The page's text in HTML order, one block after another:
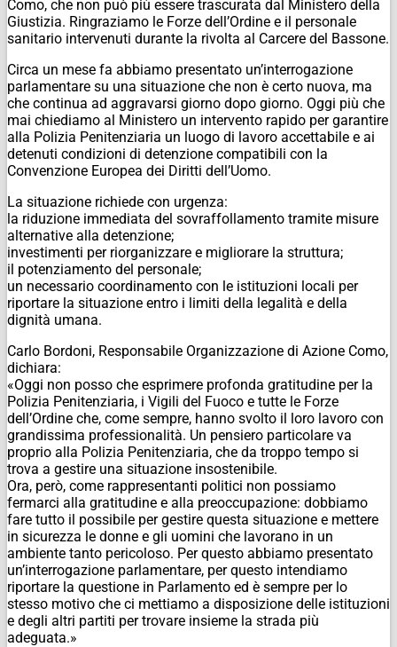
Como, che non può più essere trascurata dal Ministero della
Giustizia. Ringraziamo le Forze dell’Ordine e il personale
sanitario intervenuti durante la rivolta al Carcere del Bassone.
Circa un mese fa abbiamo presentato un’interrogazione
parlamentare su una situazione che non è certo nuova, ma
che continua ad aggravarsi giorno dopo giorno. Oggi più che
mai chiediamo al Ministero un intervento rapido per garantire
alla Polizia Penitenziaria un luogo di lavoro accettabile e ai
detenuti condizioni di detenzione compatibili con la
Convenzione Europea dei Diritti dell’Uomo.
La situazione richiede con urgenza:
la riduzione immediata del sovraffollamento tramite misure
alternative alla detenzione;
investimenti per riorganizzare e migliorare la struttura;
il potenziamento del personale;
un necessario coordinamento con le istituzioni locali per
riportare la situazione entro i limiti della legalità e della
dignità umana.
Carlo Bordoni, Responsabile Organizzazione di Azione Como,
dichiara:
«Oggi non posso che esprimere profonda gratitudine per la
Polizia Penitenziaria, i Vigili del Fuoco e tutte le Forze
dell’Ordine che, come sempre, hanno svolto il loro lavoro con
grandissima professionalità. Un pensiero particolare va
proprio alla Polizia Penitenziaria, che da troppo tempo si
trova a gestire una situazione insostenibile.
Ora, però, come rappresentanti politici non possiamo
fermarci alla gratitudine e alla preoccupazione: dobbiamo
fare tutto il possibile per gestire questa situazione e mettere
in sicurezza le donne e gli uomini che lavorano in un
ambiente tanto pericoloso. Per questo abbiamo presentato
un’interrogazione parlamentare, per questo intendiamo
riportare la questione in Parlamento ed è sempre per lo
stesso motivo che ci mettiamo a disposizione delle istituzioni
e degli altri partiti per trovare insieme la strada più
adeguata.»